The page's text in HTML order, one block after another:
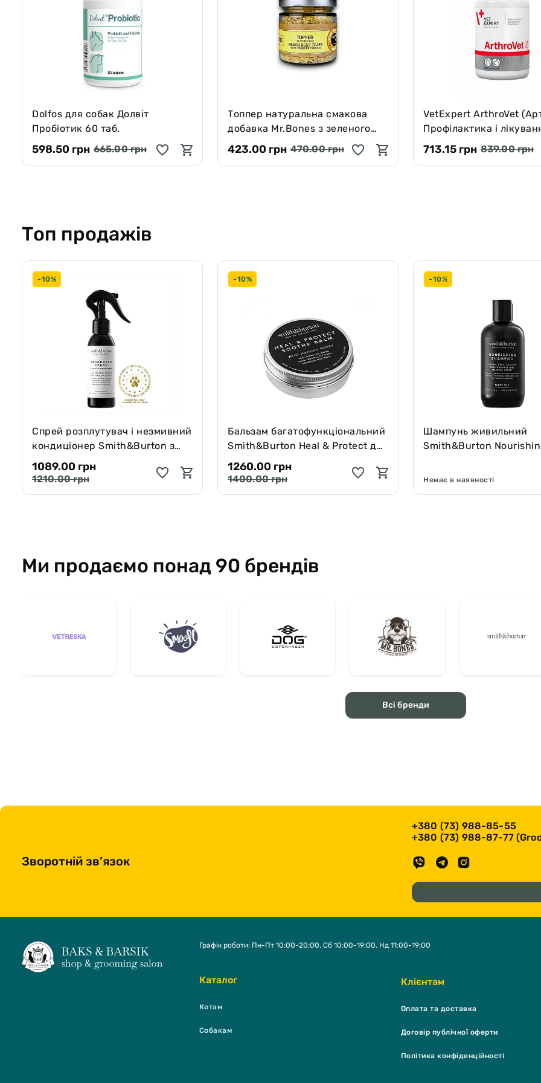
Dolfos для собак Долвіт
Пробіотик 60 таб.
598.50 грн 665.00 грн
Tоппер натуральна смакова
добавка Mr.Bones з зеленого
яловичого рубця для собак і
котів 100 г
423.00 грн 470.00 грн
VetExpert ArthroVet
Профілактика і
порушень функцій
хрящів і суглобів 60
713.15 грн 839.00 грн
Топ продажів
-10%
Спрей розплутувач і незмивний
кондиціонер Smith&Burton з
протеїнами шовку для шерсті
собак і котів 125 мл
1089.00 грн
1210.00 грн
-10%
Бальзам багатофункціональний
Smith&Burton Heal & Protect для
собак і котів зцілює та захищає
65 г
1260.00 грн
1400.00 грн
-10%
Шампунь живильний
Smith&Burton
подвійної шерсті
Немає в наявності
Ми продаємо понад 90 брендів
Всі бренди
Зворотній зв’язок
+380 (73) 988-85-55
+380 (73) 988-87-77
Каталог
Котам
Собакам
Клієнтам
Оплата та доставка
Договір публічної оферти
Політика конфіденційності
Графік роботи: Пн-Пт 10:00-20:00, Сб 10:00-19:00, Нд 11:00-19:00